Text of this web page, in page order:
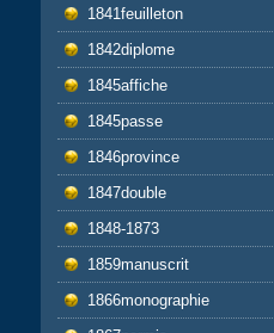
1841feuilleton
1842diplome
1845affiche
1845passe
1846province
1847double
1848-1873
1859manuscrit
1866monographie